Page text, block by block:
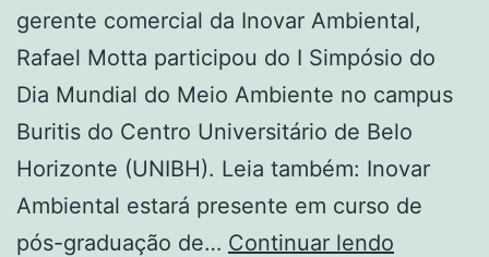
gerente comercial da Inovar Ambiental,
Rafael Motta participou do I Simpósio do
Dia Mundial do Meio Ambiente no campus
Buritis do Centro Universitário de Belo
Horizonte (UNIBH). Leia também: Inovar
Ambiental estará presente em curso de
pós-graduação de… Continuar lendo